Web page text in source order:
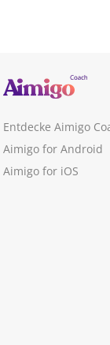
Entdecke Aimigo
Aimigo for Android
Aimigo for iOS